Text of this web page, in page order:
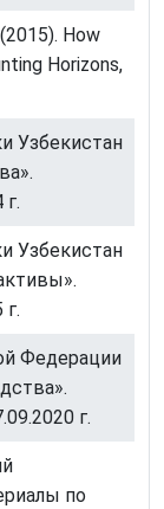
How
Horizons,
Узбекистан
Узбекистан
Федерации
г.
по